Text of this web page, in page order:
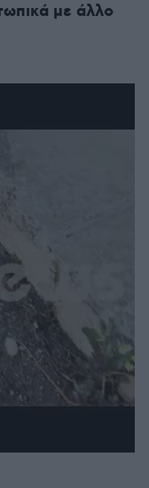
με άλλο